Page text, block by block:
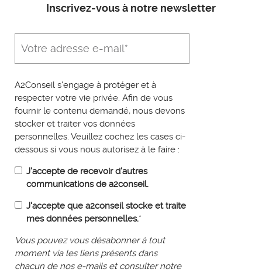
Inscrivez-vous à notre newsletter
A2Conseil s'engage à protéger et à
respecter votre vie privée. Afin de vous
fournir le contenu demandé, nous devons
stocker et traiter vos données
personnelles. Veuillez cochez les cases ci-
dessous si vous nous autorisez à le faire :
J'accepte de recevoir d'autres
communications de a2conseil.
J'accepte que a2conseil stocke et traite
mes données personnelles.*
Vous pouvez vous désabonner à tout
moment via les liens présents dans
chacun de nos e-mails et consulter notre